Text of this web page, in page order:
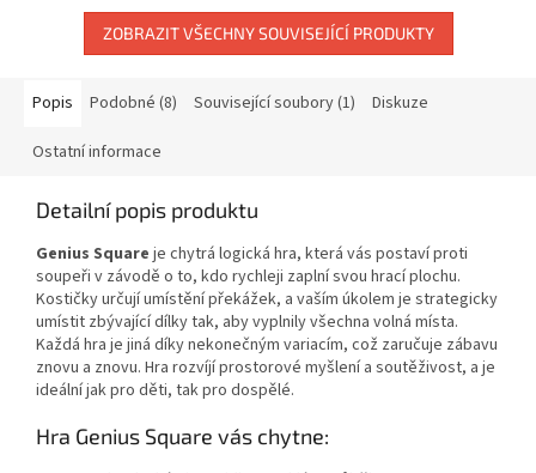
ZOBRAZIT VŠECHNY SOUVISEJÍCÍ PRODUKTY
Popis Podobné (8) Související soubory (1) Diskuze
Ostatní informace
Detailní popis produktu
Genius Square je chytrá logická hra, která vás postaví proti
soupeři v závodě o to, kdo rychleji zaplní svou hrací plochu.
Kostičky určují umístění překážek, a vaším úkolem je strategicky
umístit zbývající dílky tak, aby vyplnily všechna volná místa.
Každá hra je jiná díky nekonečným variacím, což zaručuje zábavu
znovu a znovu. Hra rozvíjí prostorové myšlení a soutěživost, a je
ideální jak pro děti, tak pro dospělé.
Hra Genius Square vás chytne: